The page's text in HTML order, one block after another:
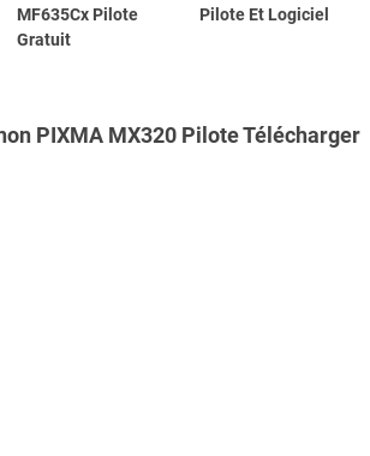
MF635Cx Pilote
Gratuit
Pilote Et Logiciel
PIXMA MX320 Pilote Télécharger